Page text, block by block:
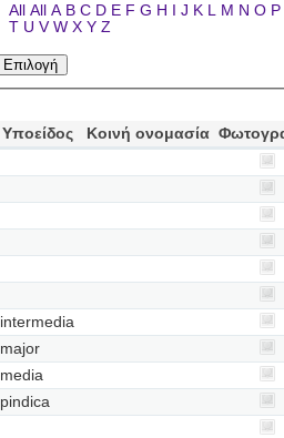
All All A B C D E F G H I J K L M N O P
T U V W X Y Z
Υποείδος Κοινή ονομασία
intermedia
major
media
pindica